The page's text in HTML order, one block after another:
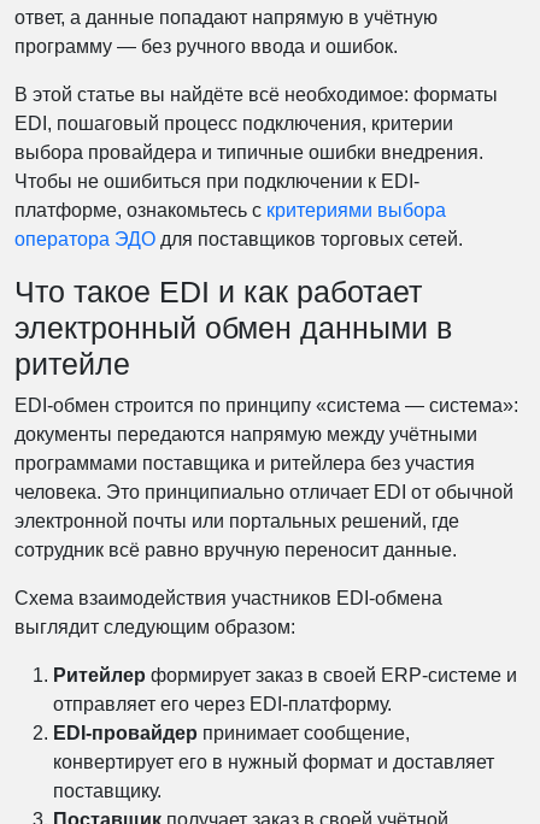
ответ, а данные попадают напрямую в учётную
программу — без ручного ввода и ошибок.
В этой статье вы найдёте всё необходимое: форматы
EDI, пошаговый процесс подключения, критерии
выбора провайдера и типичные ошибки внедрения.
Чтобы не ошибиться при подключении к EDI-
платформе, ознакомьтесь с критериями выбора
оператора ЭДО для поставщиков торговых сетей.
Что такое EDI и как работает
электронный обмен данными в
ритейле
EDI-обмен строится по принципу «система — система»:
документы передаются напрямую между учётными
программами поставщика и ритейлера без участия
человека. Это принципиально отличает EDI от обычной
электронной почты или портальных решений, где
сотрудник всё равно вручную переносит данные.
Схема взаимодействия участников EDI-обмена
выглядит следующим образом:
Ритейлер формирует заказ в своей ERP-системе и
отправляет его через EDI-платформу.
EDI-провайдер принимает сообщение,
конвертирует его в нужный формат и доставляет
поставщику.
Поставщик получает заказ в своей учётной